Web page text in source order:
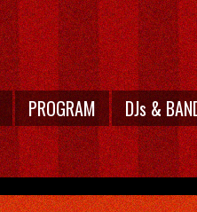
PROGRAM DJs &